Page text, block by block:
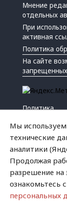
Мнение
отдельных
При
активная
Политика
На сайте
Политика
Успех
Хватит это
Мы
технические
аналитики
Продолжая
разрешение на
ознакомьтесь
персональных